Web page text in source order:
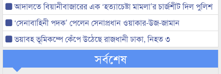
আদালতে বিয়ানীবাজারের এক ‘হত্যাচেষ্টা মামলা’র চার্জশীট দিল পুলিশ
‘সেনাবাহিনী পদক’ পেলেন সেনাপ্রধান ওয়াকার-উজ-জামান
ভয়াবহ ভূমিকম্পে কেঁপে উঠেছে রাজধানী ঢাকা, নিহত ৩
সর্বশেষ